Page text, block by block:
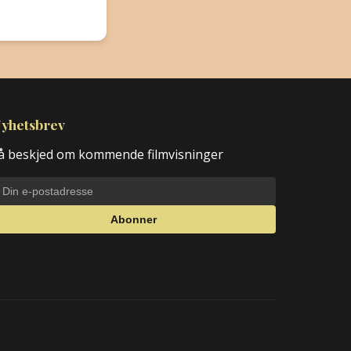
beskjed om kommende filmvisninger
Abonner